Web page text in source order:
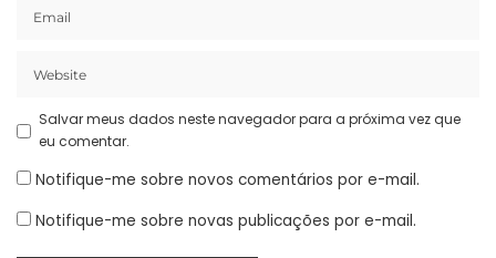
Salvar meus dados neste navegador para a próxima vez que
eu comentar.
Notifique-me sobre novos comentários por e-mail.
Notifique-me sobre novas publicações por e-mail.